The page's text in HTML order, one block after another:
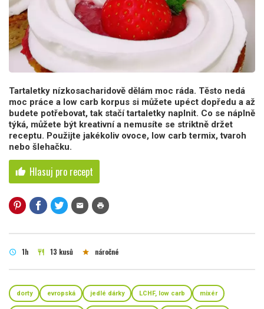
Tartaletky nízkosacharidově dělám moc ráda. Těsto nedá
moc práce a low carb korpus si můžete upéct dopředu a až
budete potřebovat, tak stačí tartaletky naplnit. Co se náplně
týká, můžete být kreativní a nemusíte se striktně držet
receptu. Použijte jakékoliv ovoce, low carb termix, tvaroh
nebo šlehačku.
thumb_up Hlasuj pro recept
mail print
schedule 1h restaurant 13 kusů star náročné
dorty evropská jedlé dárky LCHF, low carb mixér